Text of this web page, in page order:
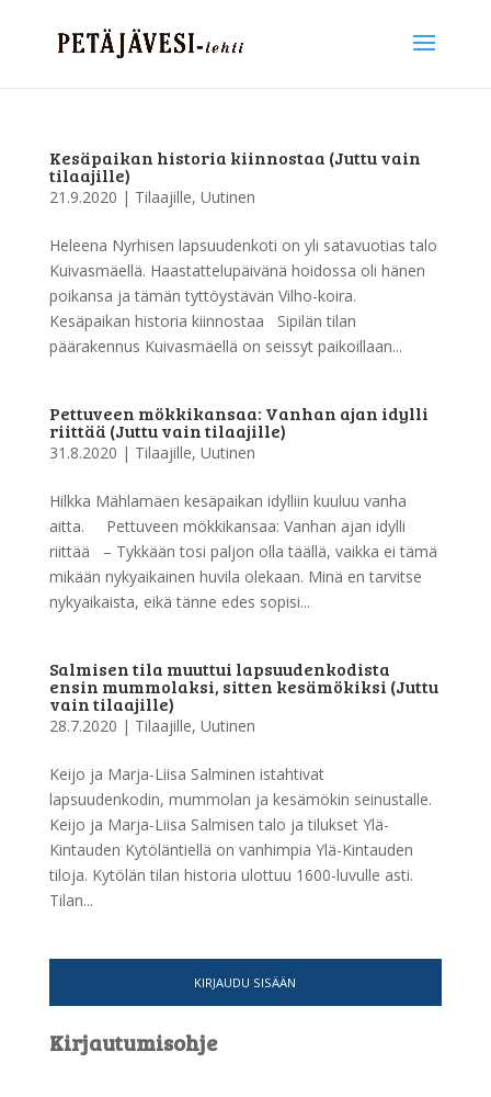
Kesäpaikan historia kiinnostaa (Juttu vain
tilaajille)
21.9.2020 | Tilaajille, Uutinen
Heleena Nyrhisen lapsuudenkoti on yli satavuotias talo
Kuivasmäellä. Haastattelupäivänä hoidossa oli hänen
poikansa ja tämän tyttöystävän Vilho-koira.
Kesäpaikan historia kiinnostaa Sipilän tilan
päärakennus Kuivasmäellä on seissyt paikoillaan...
Pettuveen mökkikansaa: Vanhan ajan idylli
riittää (Juttu vain tilaajille)
31.8.2020 | Tilaajille, Uutinen
Hilkka Mählamäen kesäpaikan idylliin kuuluu vanha
aitta. Pettuveen mökkikansaa: Vanhan ajan idylli
riittää – Tykkään tosi paljon olla täällä, vaikka ei tämä
mikään nykyaikainen huvila olekaan. Minä en tarvitse
nykyaikaista, eikä tänne edes sopisi...
Salmisen tila muuttui lapsuudenkodista
ensin mummolaksi, sitten kesämökiksi (Juttu
vain tilaajille)
28.7.2020 | Tilaajille, Uutinen
Keijo ja Marja-Liisa Salminen istahtivat
lapsuudenkodin, mummolan ja kesämökin seinustalle.
Keijo ja Marja-Liisa Salmisen talo ja tilukset Ylä-
Kintauden Kytöläntiellä on vanhimpia Ylä-Kintauden
tiloja. Kytölän tilan historia ulottuu 1600-luvulle asti.
Tilan...
KIRJAUDU SISÄÄN
Kirjautumisohje